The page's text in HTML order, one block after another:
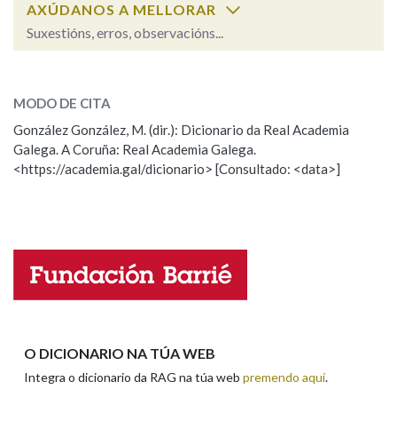
AXÚDANOS A MELLORAR
Suxestións, erros, observacións...
Observación
Nome
Comentario
MODO DE CITA
González González, M. (dir.): Dicionario da Real Academia
Galega. A Coruña: Real Academia Galega.
<https://academia.gal/dicionario> [Consultado: <data>]
O DICIONARIO NA TÚA WEB
Integra o dicionario da RAG na túa web premendo aquí.